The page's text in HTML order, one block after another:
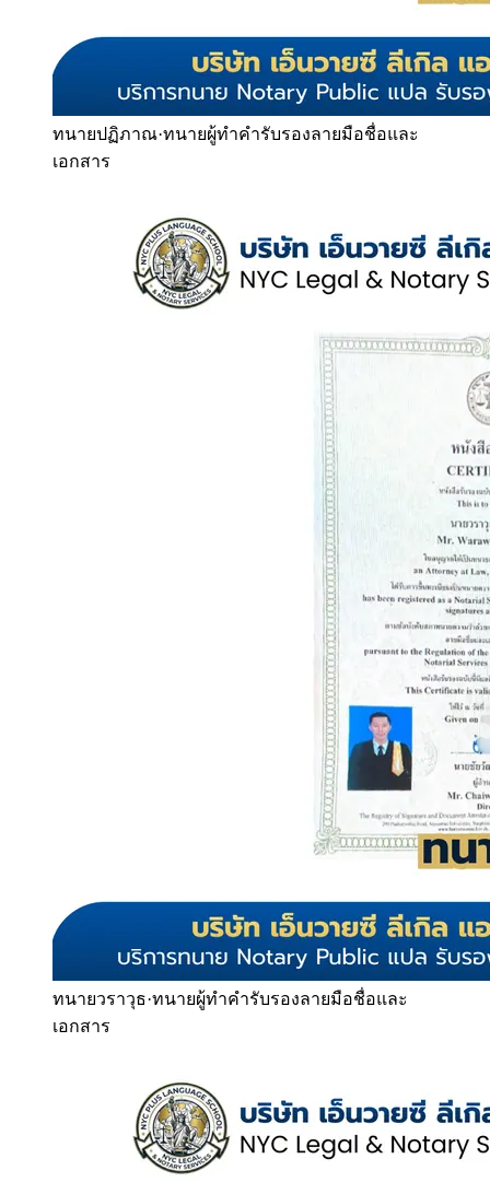
ทนายปฏิภาณ·ทนายผู้ทำคำรับรองลายมือชื่อและ
เอกสาร
ทนายวราวุธ·ทนายผู้ทำคำรับรองลายมือชื่อและ
เอกสาร